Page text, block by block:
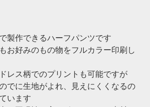
製作できるハーフパンツです
お好みのもの物をフルカラー印刷し
レス柄でのプリントも可能ですが
でに生地がよれ、見えにくくなるの
います